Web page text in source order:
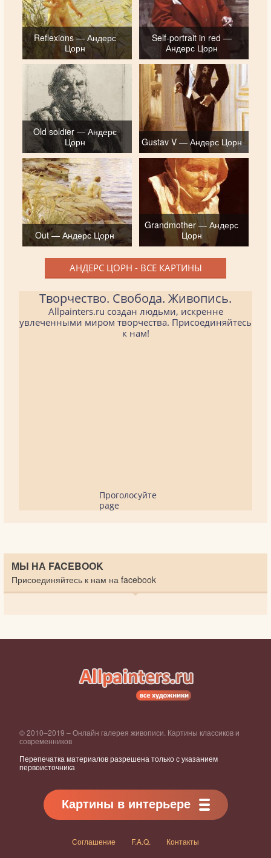
Reflexions — Андерс
Цорн
Self-portrait in red —
Андерс Цорн
Old soldier — Андерс
Цорн
Gustav V — Андерс Цорн
Out — Андерс Цорн
Grandmother — Андерс
Цорн
АНДЕРС ЦОРН - ВСЕ КАРТИНЫ
Творчество. Свобода. Живопись.
Allpainters.ru создан людьми, искренне
увлеченными миром творчества. Присоединяйтесь
к нам!
Проголосуйте
page
МЫ НА FACEBOOK
Присоединяйтесь к нам на facebook
© 2010–2019 – Онлайн галерея живописи. Картины классиков и
современников
Перепечатка материалов разрешена только с указанием
первоисточника
Картины в интерьере
Соглашение F.A.Q. Контакты